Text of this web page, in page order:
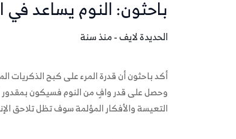
باحثون: النوم يساعد في
الحديدة لايف - منذ سنة
أكد باحثون أن قدرة المرء على كبح الذكريات
وحصل على قدر وافٍ من النوم فسيكون بمقدور
التعيسة والأفكار المؤلمة سوف تظل تلاحق